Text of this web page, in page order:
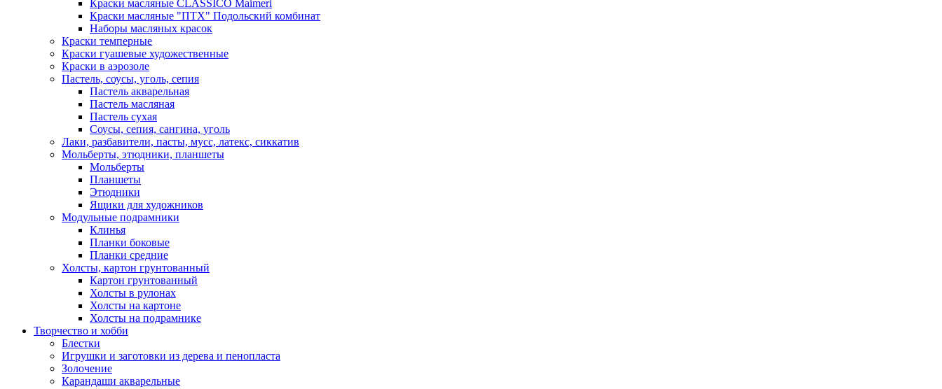
Краски масляные CLASSICO Maimeri
Краски масляные "ПТХ" Подольский комбинат
Наборы масляных красок
Краски темперные
Краски гуашевые художественные
Краски в аэрозоле
Пастель, соусы, уголь, сепия
Пастель акварельная
Пастель масляная
Пастель сухая
Соусы, сепия, сангина, уголь
Лаки, разбавители, пасты, мусс, латекс, сиккатив
Мольберты, этюдники, планшеты
Мольберты
Планшеты
Этюдники
Ящики для художников
Модульные подрамники
Клинья
Планки боковые
Планки средние
Холсты, картон грунтованный
Картон грунтованный
Холсты в рулонах
Холсты на картоне
Холсты на подрамнике
Творчество и хобби
Блестки
Игрушки и заготовки из дерева и пенопласта
Золочение
Карандаши акварельные